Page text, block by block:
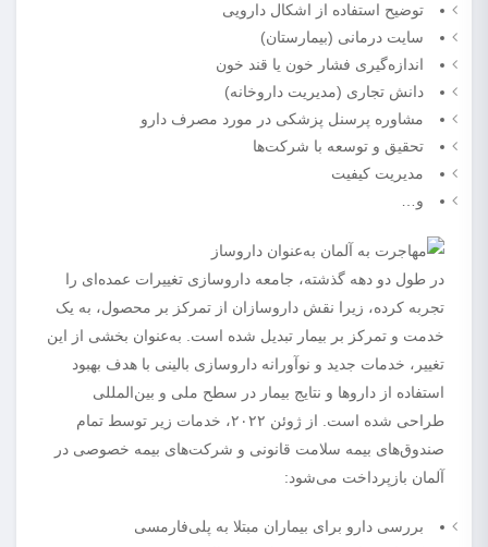
توضیح استفاده از اشکال دارویی
سایت درمانی (بیمارستان)
اندازه‌گیری فشار خون یا قند خون
دانش تجاری (مدیریت داروخانه)
مشاوره پرسنل پزشکی در مورد مصرف دارو
تحقیق و توسعه با شرکت‌ها
مدیریت کیفیت
و…
در طول دو دهه گذشته، جامعه داروسازی تغییرات عمده‌ای را
تجربه کرده، زیرا نقش داروسازان از تمرکز بر محصول، به یک
خدمت و تمرکز بر بیمار تبدیل شده است. به‌عنوان بخشی از این
تغییر، خدمات جدید و نوآورانه داروسازی بالینی با هدف بهبود
استفاده از داروها و نتایج بیمار در سطح ملی و بین‌المللی
طراحی شده است. از ژوئن ۲۰۲۲، خدمات زیر توسط تمام
صندوق‌های بیمه سلامت قانونی و شرکت‌های بیمه خصوصی در
آلمان بازپرداخت می‌شود:
بررسی دارو برای بیماران مبتلا به پلی‌فارمسی